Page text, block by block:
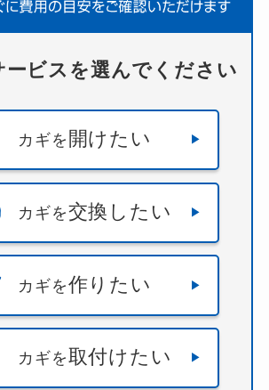
ービスを選んでください
カギを 開けたい
カギを交換したい
カギを作りたい
カギを取付けたい